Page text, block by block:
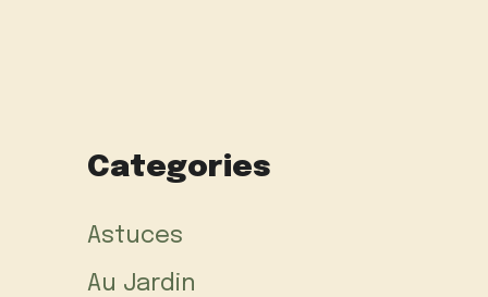
Categories
Astuces
Au Jardin